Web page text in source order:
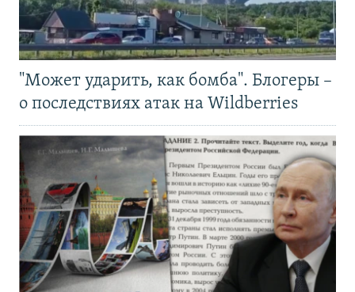
"Может ударить, как бомба". Блогеры –
о последствиях атак на Wildberries